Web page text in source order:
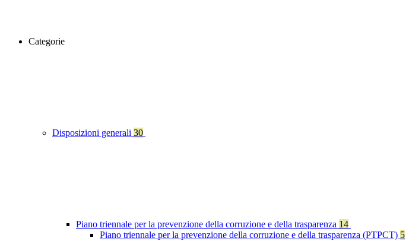
Categorie
Disposizioni generali 30
Piano triennale per la prevenzione della corruzione e della trasparenza 14
Piano triennale per la prevenzione della corruzione e della trasparenza (PTPCT) 5